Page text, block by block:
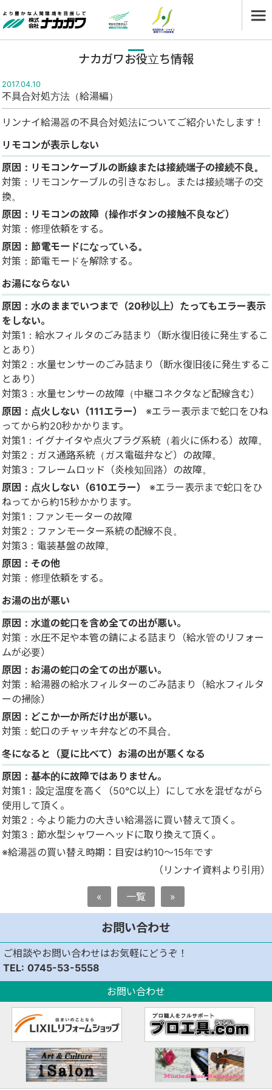
ナカガワお役立ち情報
2017.04.10
不具合対処方法（給湯編）
リンナイ給湯器の不具合対処法についてご紹介いたします！
リモコンが表示しない
原因：リモコンケーブルの断線または接続端子の接続不良。
対策：リモコンケーブルの引きなおし。または接続端子の交
換。
原因：リモコンの故障（操作ボタンの接触不良など）
対策：修理依頼をする。
原因：節電モードになっている。
対策：節電モードを解除する。
お湯にならない
原因：水のままでいつまで（20秒以上）たってもエラー表示
をしない。
対策1：給水フィルタのごみ詰まり（断水復旧後に発生するこ
とあり）
対策2：水量センサーのごみ詰まり（断水復旧後に発生するこ
とあり）
対策3：水量センサーの故障（中継コネクタなど配線含む）
原因：点火しない（111エラー）
※エラー表示まで蛇口をひね
ってから約20秒かかります。
対策1：イグナイタや点火プラグ系統（着火に係わる）故障。
対策2：ガス通路系統（ガス電磁弁など）の故障。
対策3：フレームロッド（炎検知回路）の故障。
原因：点火しない（610エラー）
※エラー表示まで蛇口をひ
ねってから約15秒かかります。
対策1：ファンモーターの故障
対策2：ファンモーター系統の配線不良。
対策3：電装基盤の故障。
原因：その他
対策：修理依頼をする。
お湯の出が悪い
原因：水道の蛇口を含め全ての出が悪い。
対策：水圧不足や本管の錆による詰まり（給水管のリフォー
ムが必要）
原因：お湯の蛇口の全ての出が悪い。
対策：給湯器の給水フィルターのごみ詰まり（給水フィルタ
ーの掃除）
原因：どこか一か所だけ出が悪い。
対策：蛇口のチャッキ弁などの不具合。
冬になると（夏に比べて）お湯の出が悪くなる
原因：基本的に故障ではありません。
対策1：設定温度を高く（50℃以上）にして水を混ぜながら
使用して頂く。
対策2：今より能力の大きい給湯器に買い替えて頂く。
対策3：節水型シャワーヘッドに取り換えて頂く。
※給湯器の買い替え時期：目安は約10～15年です
（リンナイ資料より引用）
« 一覧 »
お問い合わせ
ご相談やお問い合わせはお気軽にどうぞ！
0745-53-5558
お問い合わせ